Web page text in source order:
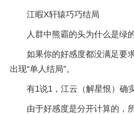
江暇X轩辕巧巧结局
人群中熊霸的头为什么是绿
如果你的好感度都没满足要
出现“单人结局”。
有1说1，江云（解星恨）确
由于好感度是分开计算的，